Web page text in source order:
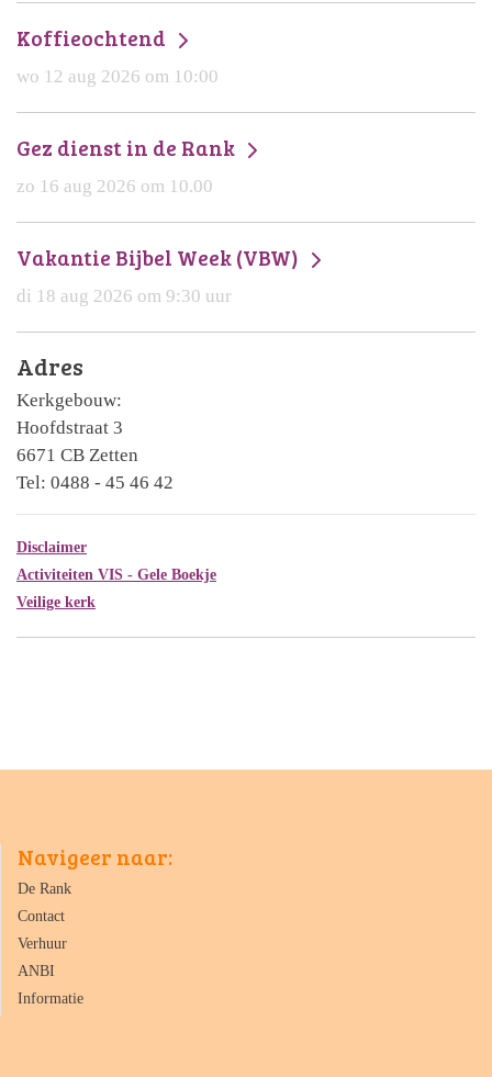
Koffieochtend
wo 12 aug 2026 om 10:00
Gez dienst in de Rank
zo 16 aug 2026 om 10.00
Vakantie Bijbel Week (VBW)
di 18 aug 2026 om 9:30 uur
Adres
Kerkgebouw:
Hoofdstraat 3
6671 CB Zetten
Tel: 0488 - 45 46 42
Disclaimer
Activiteiten VIS - Gele Boekje
Veilige kerk
Navigeer naar:
De Rank
Contact
Verhuur
ANBI
Informatie